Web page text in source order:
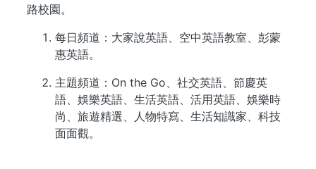
路校園。
每日頻道：大家說英語、空中英語教室、彭蒙
惠英語。
主題頻道：On the Go、社交英語、節慶英
語、娛樂英語、生活英語、活用英語、娛樂時
尚、旅遊精選、人物特寫、生活知識家、科技
面面觀。